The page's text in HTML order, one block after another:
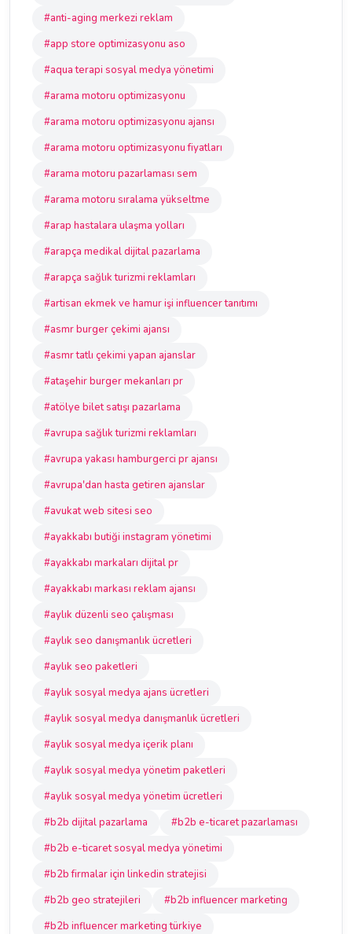
#anti-aging merkezi reklam
#app store optimizasyonu aso
#aqua terapi sosyal medya yönetimi
#arama motoru optimizasyonu
#arama motoru optimizasyonu ajansı
#arama motoru optimizasyonu fiyatları
#arama motoru pazarlaması sem
#arama motoru sıralama yükseltme
#arap hastalara ulaşma yolları
#arapça medikal dijital pazarlama
#arapça sağlık turizmi reklamları
#artisan ekmek ve hamur işi influencer tanıtımı
#asmr burger çekimi ajansı
#asmr tatlı çekimi yapan ajanslar
#ataşehir burger mekanları pr
#atölye bilet satışı pazarlama
#avrupa sağlık turizmi reklamları
#avrupa yakası hamburgerci pr ajansı
#avrupa'dan hasta getiren ajanslar
#avukat web sitesi seo
#ayakkabı butiği instagram yönetimi
#ayakkabı markaları dijital pr
#ayakkabı markası reklam ajansı
#aylık düzenli seo çalışması
#aylık seo danışmanlık ücretleri
#aylık seo paketleri
#aylık sosyal medya ajans ücretleri
#aylık sosyal medya danışmanlık ücretleri
#aylık sosyal medya içerik planı
#aylık sosyal medya yönetim paketleri
#aylık sosyal medya yönetim ücretleri
#b2b dijital pazarlama
#b2b e-ticaret pazarlaması
#b2b e-ticaret sosyal medya yönetimi
#b2b firmalar için linkedin stratejisi
#b2b geo stratejileri
#b2b influencer marketing
#b2b influencer marketing türkiye